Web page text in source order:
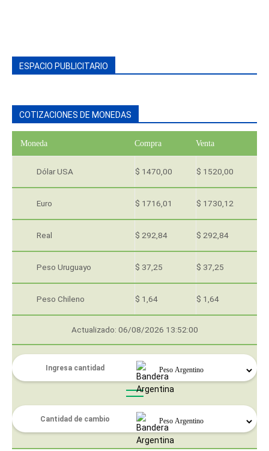
ESPACIO PUBLICITARIO
COTIZACIONES DE MONEDAS
Moneda Compra Venta
Dólar USA $ 1470,00 $ 1520,00
Euro $ 1716,01 $ 1730,12
Real $ 292,84 $ 292,84
Peso Uruguayo $ 37,25 $ 37,25
Peso Chileno $ 1,64 $ 1,64
Actualizado: 06/08/2026 13:52:00